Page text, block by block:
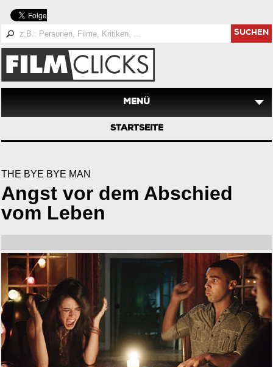
SUCHEN
MENÜ
STARTSEITE
THE BYE BYE MAN
Angst vor dem Abschied
vom Leben